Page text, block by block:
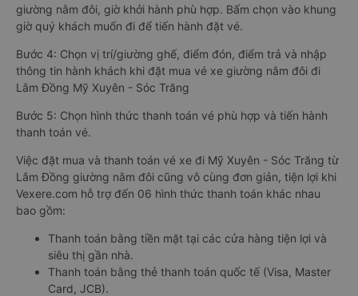
giường nằm đôi, giờ khởi hành phù hợp. Bấm chọn vào khung
giờ quý khách muốn đi để tiến hành đặt vé.
Bước 4: Chọn vị trí/giường ghế, điểm đón, điểm trả và nhập
thông tin hành khách khi đặt mua vé xe giường nằm đôi đi
Lâm Đồng Mỹ Xuyên - Sóc Trăng
Bước 5: Chọn hình thức thanh toán vé phù hợp và tiến hành
thanh toán vé.
Việc đặt mua và thanh toán vé xe đi Mỹ Xuyên - Sóc Trăng từ
Lâm Đồng giường nằm đôi cũng vô cùng đơn giản, tiện lợi khi
Vexere.com hỗ trợ đến 06 hình thức thanh toán khác nhau
bao gồm:
Thanh toán bằng tiền mặt tại các cửa hàng tiện lợi và
siêu thị gần nhà.
Thanh toán bằng thẻ thanh toán quốc tế (Visa, Master
Card, JCB).